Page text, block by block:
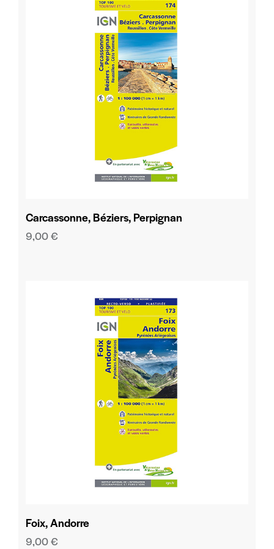
Carcassonne, Béziers, Perpignan
9,00€
Foix, Andorre
9,00€